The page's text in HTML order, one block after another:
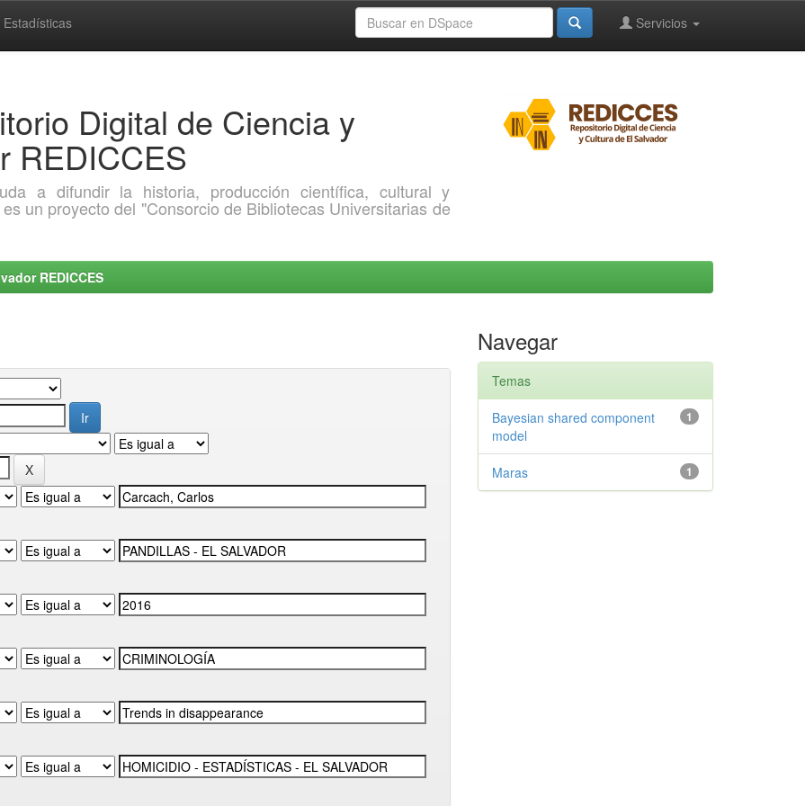
Estadísticas Servicios
Digital de Ciencia y
REDICCES
a difundir la historia, producción científica, cultural y
un proyecto del "Consorcio de Bibliotecas Universitarias de
REDICCES
Navegar
Temas
1
Bayesian shared component
model
1
Maras